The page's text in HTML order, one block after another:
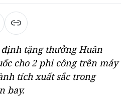
tặng thưởng Huân
cho 2 phi công trên máy
tích xuất sắc trong
bay.